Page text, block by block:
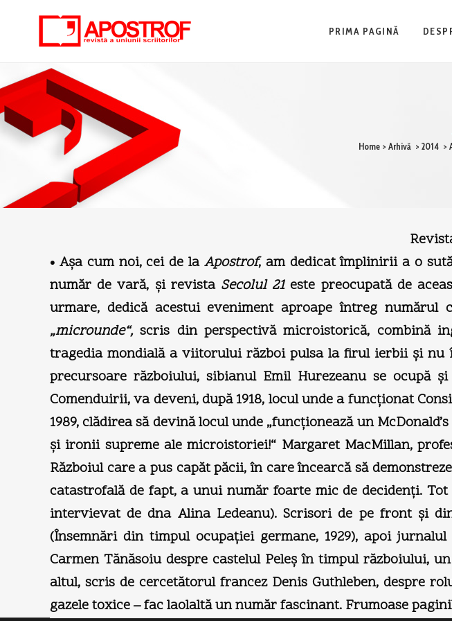
PRIMA PAGINĂ
Home > Arhivă > 2014 >
• Aşa cum noi, cei de la Apostrof, am dedicat împlinirii a o
număr de vară, şi revista Secolul 21este preocupată de
urmare, dedică acestui eveniment aproape întreg numărul
„microunde“,scris din perspectivă microistorică, combină
tragedia mondială a viitorului război pulsa la firul ierbii şi nu
precursoare războiului, sibianul Emil Hurezeanu se ocupă
Comenduirii, va deveni, după 1918, locul unde a funcţionat
1989, clădirea să devină locul unde „funcţionează un
şi ironii supreme ale microistoriei!“ Margaret MacMillan,
Războiul care a pus capăt păcii, în care încearcă să
catastrofală de fapt, a unui număr foarte mic de decidenţi.
intervievat de dna Alina Ledeanu). Scrisori de pe front şi
(Însemnări din timpul ocupaţiei germane, 1929), apoi
Carmen Tănăsoiu despre castelul Peleş în timpul războiului,
altul, scris de cercetătorul francez Denis Guthleben, despre
gazele toxice – fac laolaltă un număr fascinant. Frumoase